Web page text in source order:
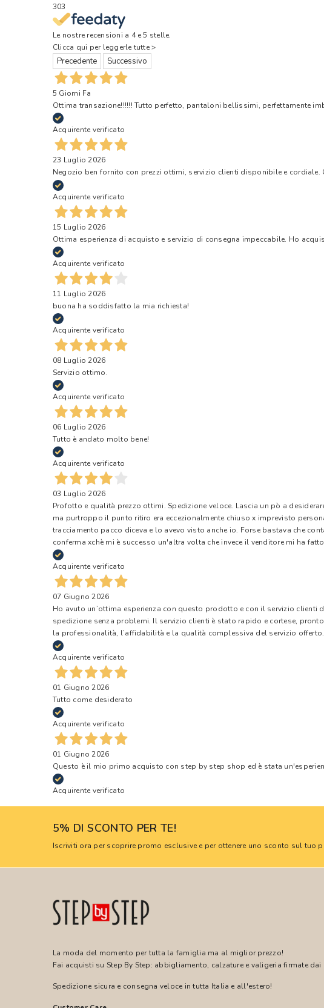
303
Le nostre recensioni a 4 e 5 stelle.
Clicca qui per leggerle tutte >
Precedente Successivo
5 Giorni Fa
Ottima transazione!!!!!! Tutto perfetto, pantaloni bellissimi, perfettamente
Acquirente verificato
23 Luglio 2026
Negozio ben fornito con prezzi ottimi, servizio clienti disponibile e
Acquirente verificato
15 Luglio 2026
Ottima esperienza di acquisto e servizio di consegna impeccabile. Ho
Acquirente verificato
11 Luglio 2026
buona ha soddisfatto la mia richiesta!
Acquirente verificato
08 Luglio 2026
Servizio ottimo.
Acquirente verificato
06 Luglio 2026
Tutto è andato molto bene!
Acquirente verificato
03 Luglio 2026
Profotto e qualità prezzo ottimi. Spedizione veloce. Lascia un pò a
ma purtroppo il punto ritiro era eccezionalmente chiuso x imprevisto
tracciamento pacco diceva e lo avevo visto anche io. Forse bastava che
conferma xchè mi è successo un'altra volta che invece il venditore mi ha
Acquirente verificato
07 Giugno 2026
Ho avuto un’ottima esperienza con questo prodotto e con il servizio
spedizione senza problemi. Il servizio clienti è stato rapido e cortese,
la professionalità, l’affidabilità e la qualità complessiva del servizio offerto.
Acquirente verificato
01 Giugno 2026
Tutto come desiderato
Acquirente verificato
01 Giugno 2026
Questo è il mio primo acquisto con step by step shop ed è stata
Acquirente verificato
5% DI SCONTO PER TE!
Iscriviti ora per scoprire promo esclusive e per ottenere uno sconto sul tuo
La moda del momento per tutta la famiglia ma al miglior prezzo!
Fai acquisti su Step By Step: abbigliamento, calzature e valigeria firmate
Spedizione sicura e consegna veloce in tutta Italia e all'estero!